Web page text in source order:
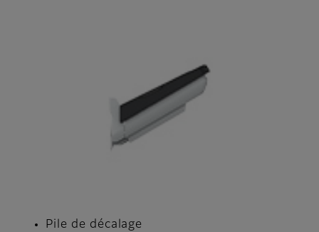
Pile de décalage